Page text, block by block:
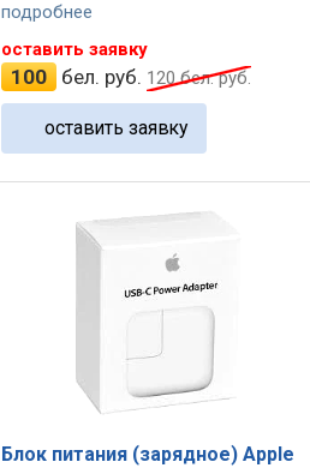
подробнее
оставить заявку
100 бел. руб. 120бел. руб.
оставить заявку
Блок питания (зарядное) Apple